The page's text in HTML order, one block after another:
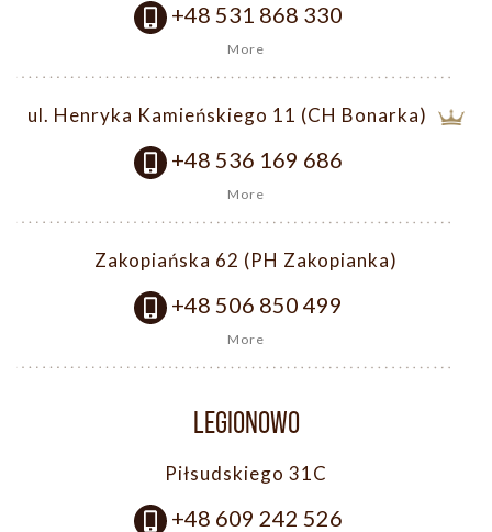
+48 531 868 330
More
ul. Henryka Kamieńskiego 11 (CH Bonarka)
+48 536 169 686
More
Zakopiańska 62 (PH Zakopianka)
+48 506 850 499
More
LEGIONOWO
Piłsudskiego 31C
+48 609 242 526